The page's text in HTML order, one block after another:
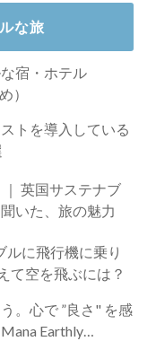
な旅
宿・ホテル
）
トを導入している
いた、旅の魅力
に飛行機に乗り
て空を飛ぶには？
。心で ”良さ" を感
Earthly